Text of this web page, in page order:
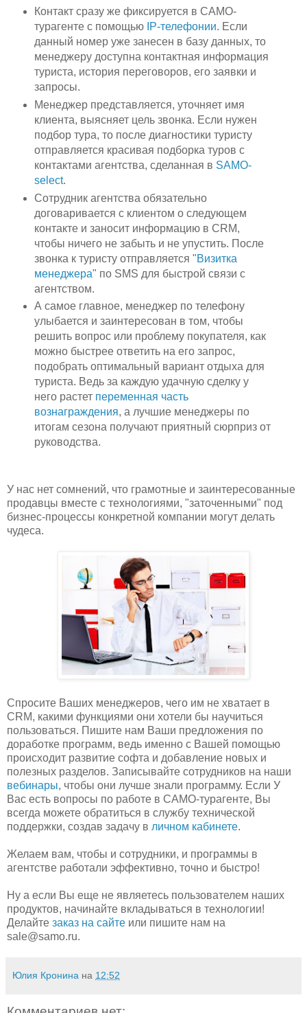
Контакт сразу же фиксируется в САМО-
турагенте с помощью IP-телефонии. Если
данный номер уже занесен в базу данных, то
менеджеру доступна контактная информация
туриста, история переговоров, его заявки и
запросы.
Менеджер представляется, уточняет имя
клиента, выясняет цель звонка. Если нужен
подбор тура, то после диагностики туристу
отправляется красивая подборка туров с
контактами агентства, сделанная в SAMO-
select.
Сотрудник агентства обязательно
договаривается с клиентом о следующем
контакте и заносит информацию в CRM,
чтобы ничего не забыть и не упустить. После
звонка к туристу отправляется "Визитка
менеджера" по SMS для быстрой связи с
агентством.
А самое главное, менеджер по телефону
улыбается и заинтересован в том, чтобы
решить вопрос или проблему покупателя, как
можно быстрее ответить на его запрос,
подобрать оптимальный вариант отдыха для
туриста. Ведь за каждую удачную сделку у
него растет переменная часть
вознаграждения, а лучшие менеджеры по
итогам сезона получают приятный сюрприз от
руководства.
У нас нет сомнений, что грамотные и заинтересованные
продавцы вместе с технологиями, "заточенными" под
бизнес-процессы конкретной компании могут делать
чудеса.
Спросите Ваших менеджеров, чего им не хватает в
CRM, какими функциями они хотели бы научиться
пользоваться. Пишите нам Ваши предложения по
доработке программ, ведь именно с Вашей помощью
происходит развитие софта и добавление новых и
полезных разделов. Записывайте сотрудников на наши
вебинары, чтобы они лучше знали программу. Если У
Вас есть вопросы по работе в САМО-турагенте, Вы
всегда можете обратиться в службу технической
поддержки, создав задачу в личном кабинете.
Желаем вам, чтобы и сотрудники, и программы в
агентстве работали эффективно, точно и быстро!
Ну а если Вы еще не являетесь пользователем наших
продуктов, начинайте вкладываться в технологии!
Делайте заказ на сайте или пишите нам на
sale@samo.ru.
Юлия Кронина на 12:52